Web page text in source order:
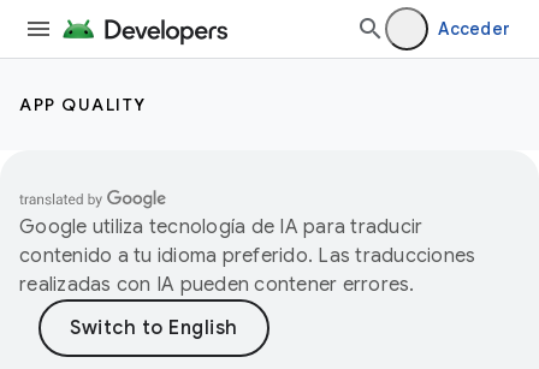
Acceder
APP QUALITY
Google utiliza tecnología de IA para traducir
contenido a tu idioma preferido. Las traducciones
realizadas con IA pueden contener errores.